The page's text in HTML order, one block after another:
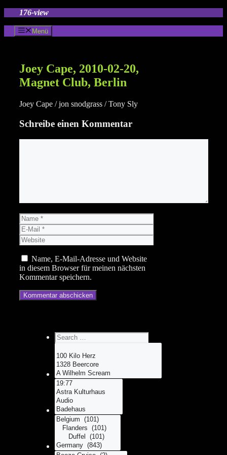
springen
176-view
Menü
Joey Cape, 2010-02-20,
Magnet Club, Berlin
Joey Cape / jon snodgrass / Tony Sly
Schreibe einen Kommentar
Name
E-
Mail
Website
Name, E-Mail-Adresse und Website
in diesem Browser für meinen nächsten
Kommentar speichern.